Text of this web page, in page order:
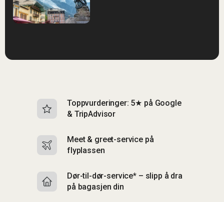
Toppvurderinger: 5★ på Google
& TripAdvisor
Meet & greet-service på
flyplassen
Dør-til-dør-service* – slipp å dra
på bagasjen din